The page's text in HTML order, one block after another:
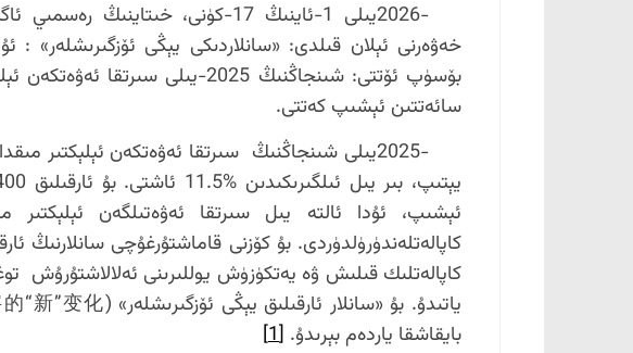
-2026يىلى 1-ئاينىڭ 17-كۈنى،
سائەتتىن ئېشىپ كەتتى.
كاپالەتلەندۈرۈلدۈردى. بۇ كۆزنى قاماشتۇرغۇچى سانلارنىڭ
كاپالەتلىك قىلىش ۋە يەتكۈزۈش يوللىرىنى ئەلالاشتۇرۇش
بايقاشقا ياردەم بېرىدۇ. [1]